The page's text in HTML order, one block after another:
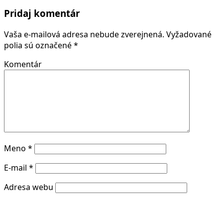
Pridaj komentár
Vaša e-mailová adresa nebude zverejnená. Vyžadované
polia sú označené*
Komentár
Meno *
E-mail *
Adresa webu